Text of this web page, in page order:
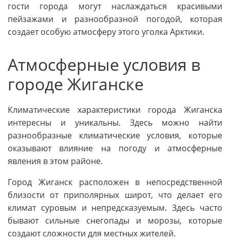
гости города могут наслаждаться красивыми
пейзажами и разнообразной погодой, которая
создает особую атмосферу этого уголка Арктики.
Атмосферные условия в
городе Жиганске
Климатические характеристики города Жиганска
интересны и уникальны. Здесь можно найти
разнообразные климатические условия, которые
оказывают влияние на погоду и атмосферные
явления в этом районе.
Город Жиганск расположен в непосредственной
близости от приполярных широт, что делает его
климат суровым и непредсказуемым. Здесь часто
бывают сильные снегопады и морозы, которые
создают сложности для местных жителей.